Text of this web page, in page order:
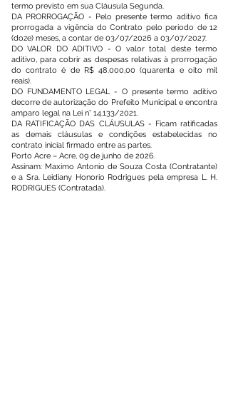
termo previsto em sua Cláusula Segunda.
DA PRORROGAÇÃO - Pelo presente termo aditivo fica
prorrogada a vigência do Contrato pelo período de 12
(doze) meses, a contar de 03/07/2026 a 03/07/2027.
DO VALOR DO ADITIVO - O valor total deste termo
aditivo, para cobrir as despesas relativas à prorrogação
do contrato é de R$ 48.000,00 (quarenta e oito mil
reais).
DO FUNDAMENTO LEGAL - O presente termo aditivo
decorre de autorização do Prefeito Municipal e encontra
amparo legal na Lei n° 14.133/2021.
DA RATIFICAÇÃO DAS CLÁUSULAS - Ficam ratificadas
as demais cláusulas e condições estabelecidas no
contrato inicial firmado entre as partes.
Porto Acre – Acre, 09 de junho de 2026.
Assinam: Maximo Antonio de Souza Costa (Contratante)
e a Sra. Leidiany Honorio Rodrigues pela empresa L. H.
RODRIGUES (Contratada).